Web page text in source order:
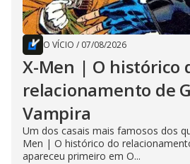
O VÍCIO / 07/08/2026
X-Men | O histórico
relacionamento de
Vampira
Um dos casais mais famosos dos
Men | O histórico do
apareceu primeiro em O...